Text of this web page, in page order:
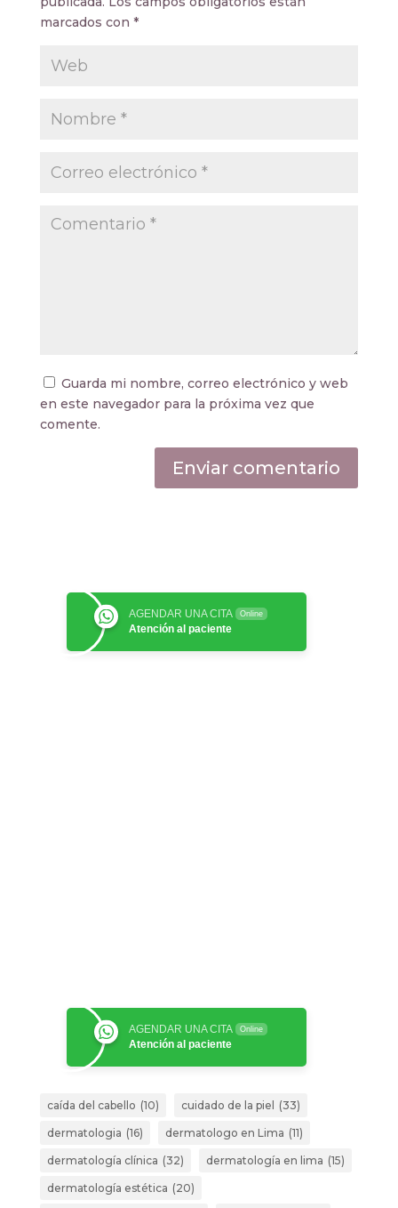
marcados con *
Guarda mi nombre, correo electrónico y web
en este navegador para la próxima vez que
comente.
AGENDAR UNA CITA Online
Atención al paciente
AGENDAR UNA CITA Online
Atención al paciente
caída del cabello (10) cuidado de la piel (33)
dermatologia (16) dermatologo en Lima (11)
dermatología clínica (32) dermatología en lima (15)
dermatología estética (20)